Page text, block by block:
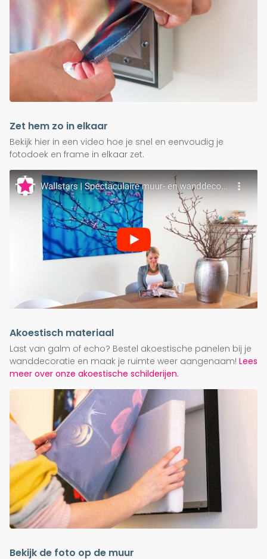
Zet hem zo in elkaar
Bekijk hier in een video hoe je snel en eenvoudig je
fotodoek en frame in elkaar zet.
Akoestisch materiaal
Last van galm of echo? Bestel akoestische panelen bij je
wanddecoratie en maak je ruimte weer aangenaam! Lees
meer over onze akoestische schilderijen.
Bekijk de foto op de muur